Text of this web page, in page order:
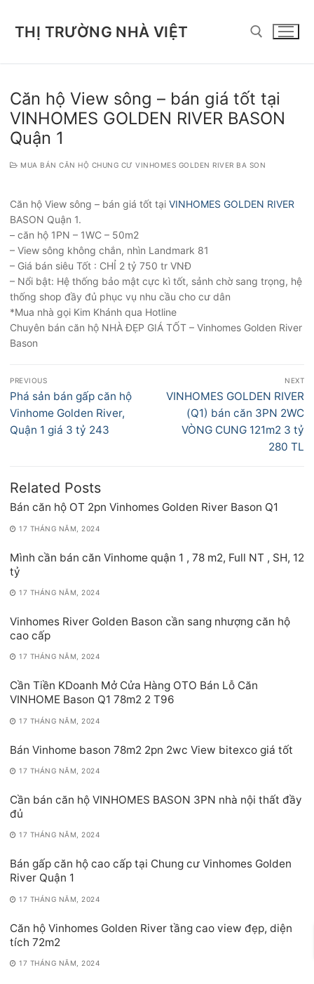
THỊ TRƯỜNG NHÀ VIỆT
Căn hộ View sông – bán giá tốt tại
VINHOMES GOLDEN RIVER BASON
Quận 1
MUA BÁN CĂN HỘ CHUNG CƯ VINHOMES GOLDEN RIVER BA SON
Căn hộ View sông – bán giá tốt tại VINHOMES GOLDEN RIVER
BASON Quận 1.
– căn hộ 1PN – 1WC – 50m2
– View sông không chắn, nhìn Landmark 81
– Giá bán siêu Tốt : CHỈ 2 tỷ 750 tr VNĐ
– Nổi bật: Hệ thống bảo mật cực kì tốt, sảnh chờ sang trọng, hệ
thống shop đầy đủ phục vụ nhu cầu cho cư dân
*Mua nhà gọi Kim Khánh qua Hotline
Chuyên bán căn hộ NHÀ ĐẸP GIÁ TỐT – Vinhomes Golden River
Bason
Điều
hướng
bài
viết
PREVIOUS
Previous
post:
Phá sản bán gấp căn hộ
Vinhome Golden River,
Quận 1 giá 3 tỷ 243
NEXT
Next
post:
VINHOMES GOLDEN RIVER
(Q1) bán căn 3PN 2WC
VÒNG CUNG 121m2 3 tỷ
280 TL
Related Posts
Bán căn hộ OT 2pn Vinhomes Golden River Bason Q1
17 THÁNG NĂM, 2024
Mình cần bán căn Vinhome quận 1 , 78 m2, Full NT , SH, 12
tỷ
17 THÁNG NĂM, 2024
Vinhomes River Golden Bason cần sang nhượng căn hộ
cao cấp
17 THÁNG NĂM, 2024
Cần Tiền KDoanh Mở Cửa Hàng OTO Bán Lỗ Căn
VINHOME Bason Q1 78m2 2 T96
17 THÁNG NĂM, 2024
Bán Vinhome bason 78m2 2pn 2wc View bitexco giá tốt
17 THÁNG NĂM, 2024
Cần bán căn hộ VINHOMES BASON 3PN nhà nội thất đầy
đủ
17 THÁNG NĂM, 2024
Bán gấp căn hộ cao cấp tại Chung cư Vinhomes Golden
River Quận 1
17 THÁNG NĂM, 2024
Căn hộ Vinhomes Golden River tầng cao view đẹp, diện
tích 72m2
17 THÁNG NĂM, 2024